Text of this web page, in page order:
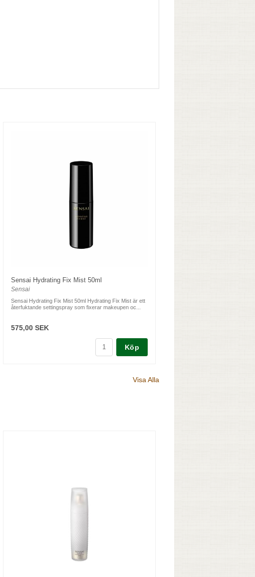
Sensai Hydrating Fix Mist 50ml
Sensai
Sensai Hydrating Fix Mist 50ml Hydrating Fix Mist är ett
återfuktande settingspray som fixerar makeupen oc...
575,00 SEK
Köp
Visa Alla